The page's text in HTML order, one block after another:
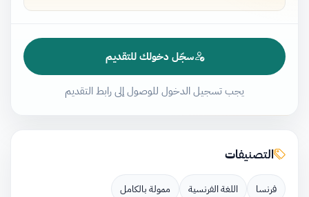
سجّل دخولك للتقديم
يجب تسجيل الدخول للوصول إلى رابط التقديم
التصنيفات
فرنسا اللغة الفرنسية ممولة بالكامل